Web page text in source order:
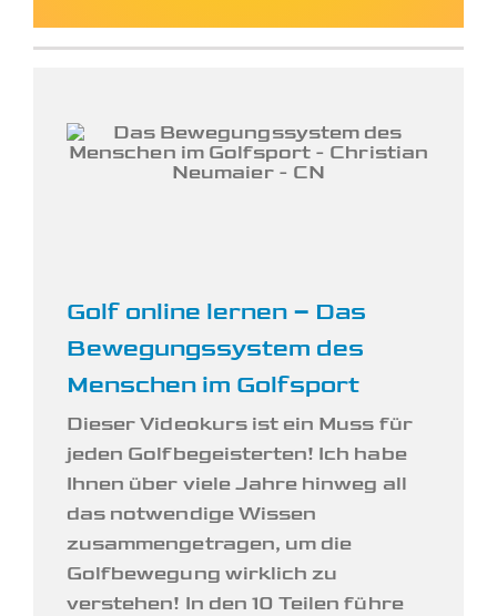
Golf online lernen – Das
Bewegungssystem des
Menschen im Golfsport
Dieser Videokurs ist ein Muss für
jeden Golfbegeisterten! Ich habe
Ihnen über viele Jahre hinweg all
das notwendige Wissen
zusammengetragen, um die
Golfbewegung wirklich zu
verstehen! In den 10 Teilen führe